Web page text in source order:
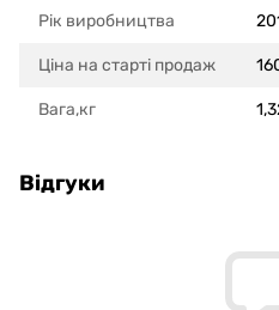
Рік виробництва
Ціна на старті продаж
Вага,кг
Відгуки